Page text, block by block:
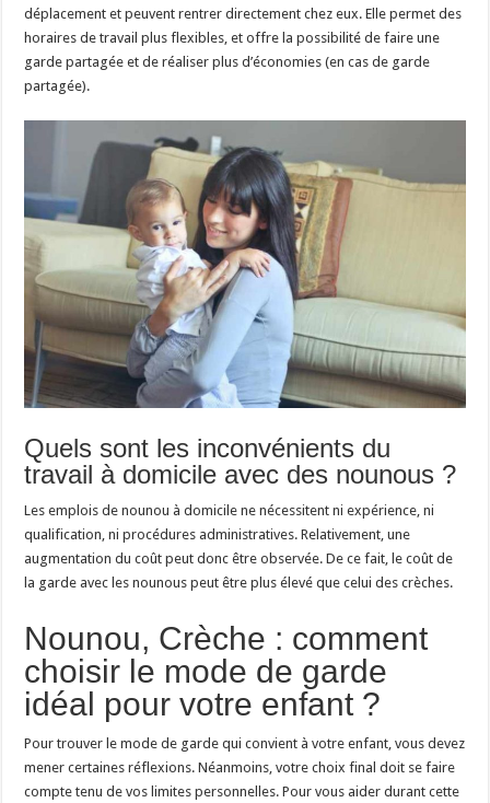
déplacement et peuvent rentrer directement chez eux. Elle permet des
horaires de travail plus flexibles, et offre la possibilité de faire une
garde partagée et de réaliser plus d’économies (en cas de garde
partagée).
Quels sont les inconvénients du
travail à domicile avec des nounous ?
Les emplois de nounou à domicile ne nécessitent ni expérience, ni
qualification, ni procédures administratives. Relativement, une
augmentation du coût peut donc être observée. De ce fait, le coût de
la garde avec les nounous peut être plus élevé que celui des crèches.
Nounou, Crèche : comment
choisir le mode de garde
idéal pour votre enfant ?
Pour trouver le mode de garde qui convient à votre enfant, vous devez
mener certaines réflexions. Néanmoins, votre choix final doit se faire
compte tenu de vos limites personnelles. Pour vous aider durant cette